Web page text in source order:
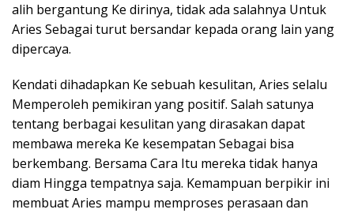
alih bergantung Ke dirinya, tidak ada salahnya Untuk
Aries Sebagai turut bersandar kepada orang lain yang
dipercaya.
Kendati dihadapkan Ke sebuah kesulitan, Aries selalu
Memperoleh pemikiran yang positif. Salah satunya
tentang berbagai kesulitan yang dirasakan dapat
membawa mereka Ke kesempatan Sebagai bisa
berkembang. Bersama Cara Itu mereka tidak hanya
diam Hingga tempatnya saja. Kemampuan berpikir ini
membuat Aries mampu memproses perasaan dan